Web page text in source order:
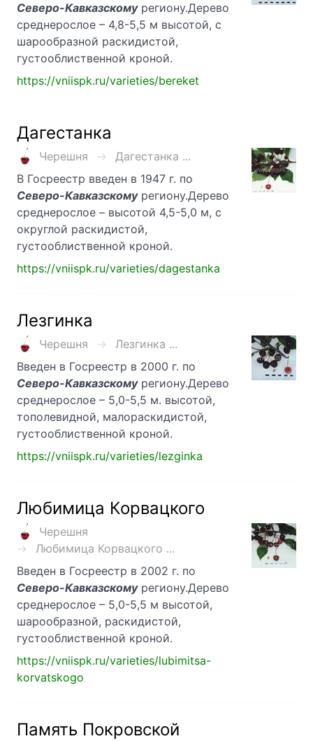
Северо-Кавказскомурегиону.Дерево
среднерослое – 4,8-5,5 м высотой, с
шарообразной раскидистой,
густооблиственной кроной.
https://vniispk.ru/varieties/bereket
Дагестанка
Черешня
Дагестанка ...
В Госреестр введен в 1947 г. по
Северо-Кавказскомурегиону.Дерево
среднерослое – высотой 4,5-5,0 м, с
округлой раскидистой,
густооблиственной кроной.
https://vniispk.ru/varieties/dagestanka
Лезгинка
Черешня
Лезгинка ...
Введен в Госреестр в 2000 г. по
Северо-Кавказскомурегиону.Дерево
среднерослое – 5,0-5,5 м. высотой,
тополевидной, малораскидистой,
густооблиственной кроной.
https://vniispk.ru/varieties/lezginka
Любимица Корвацкого
Черешня
Любимица Корвацкого ...
Введен в Госреестр в 2002 г. по
Северо-Кавказскомурегиону.Дерево
среднерослое – 5,0-5,5 м высотой,
шарообразной, раскидистой,
густооблиственной кроной.
https://vniispk.ru/varieties/lubimitsa-
korvatskogo
Память Покровской